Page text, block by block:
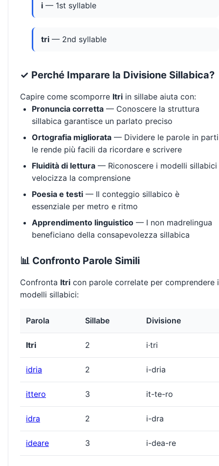
i — 1st syllable
tri — 2nd syllable
✓ Perché Imparare la Divisione Sillabica?
Capire come scomporre Itri in sillabe aiuta con:
Pronuncia corretta — Conoscere la struttura
sillabica garantisce un parlato preciso
Ortografia migliorata — Dividere le parole in parti
le rende più facili da ricordare e scrivere
Fluidità di lettura — Riconoscere i modelli sillabici
velocizza la comprensione
Poesia e testi — Il conteggio sillabico è
essenziale per metro e ritmo
Apprendimento linguistico — I non madrelingua
beneficiano della consapevolezza sillabica
📊 Confronto Parole Simili
Confronta Itri con parole correlate per comprendere i
modelli sillabici:
Parola Sillabe Divisione
Itri 2 i·tri
idria 2 i-dria
ittero 3 it-te-ro
idra 2 i-dra
ideare 3 i-dea-re